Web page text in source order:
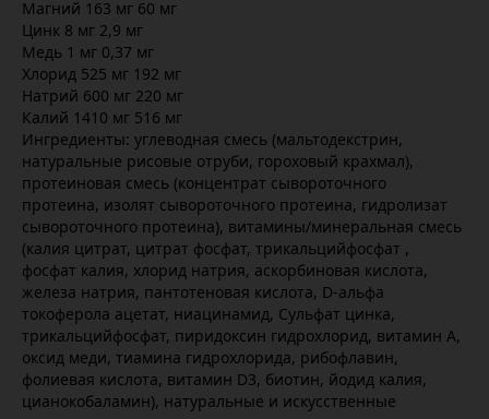
Магний 163 мг 60 мг
Цинк 8 мг 2,9 мг
Медь 1 мг 0,37 мг
Хлорид 525 мг 192 мг
Натрий 600 мг 220 мг
Калий 1410 мг 516 мг
Ингредиенты: углеводная смесь (мальтодекстрин,
натуральные рисовые отруби, гороховый крахмал),
протеиновая смесь (концентрат сывороточного
протеина, изолят сывороточного протеина, гидролизат
сывороточного протеина), витамины/минеральная смесь
(калия цитрат, цитрат фосфат, трикальцийфосфат ,
фосфат калия, хлорид натрия, аскорбиновая кислота,
железа натрия, пантотеновая кислота, D-альфа
токоферола ацетат, ниацинамид, Сульфат цинка,
трикальцийфосфат, пиридоксин гидрохлорид, витамин А,
оксид меди, тиамина гидрохлорида, рибофлавин,
фолиевая кислота, витамин D3, биотин, йодид калия,
цианокобаламин), натуральные и искусственные